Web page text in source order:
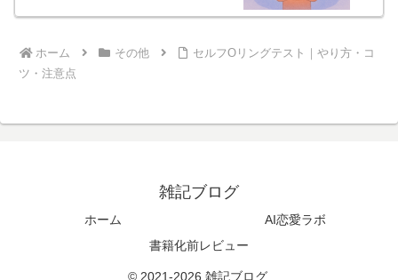
ホーム その他
セルフOリングテスト｜やり方・コ
ツ・注意点
雑記ブログ
ホーム
AI恋愛ラボ
書籍化前レビュー
© 2021-2026 雑記ブログ.